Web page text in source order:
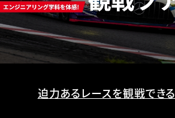
迫力あるレースを観戦できる